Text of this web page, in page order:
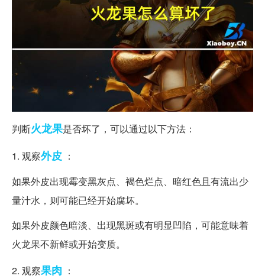
判断火龙果是否坏了，可以通过以下方法：
1. 观察外皮 ：
如果外皮出现霉变黑灰点、褐色烂点、暗红色且有流出少
量汁水，则可能已经开始腐坏。
如果外皮颜色暗淡、出现黑斑或有明显凹陷，可能意味着
火龙果不新鲜或开始变质。
2. 观察果肉 ：